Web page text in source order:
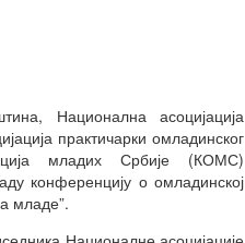
Национална асоцијација
практичарки омладинског
младих Србије (КОМС)
конференцију о омладинској
младе”.